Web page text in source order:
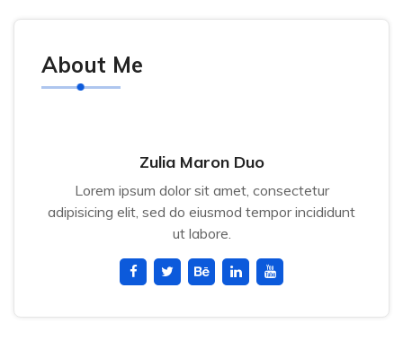
About Me
Zulia Maron Duo
Lorem ipsum dolor sit amet, consectetur
adipisicing elit, sed do eiusmod tempor incididunt
ut labore.